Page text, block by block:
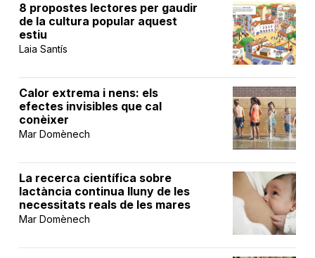
8 propostes lectores per gaudir
de la cultura popular aquest
estiu
Laia Santís
Calor extrema i nens: els
efectes invisibles que cal
conèixer
Mar Domènech
La recerca científica sobre
lactància continua lluny de les
necessitats reals de les mares
Mar Domènech